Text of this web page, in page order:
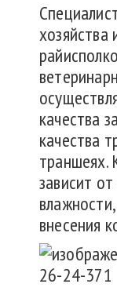
хозяйства
качества
качества
траншеях.
зависит
внесения